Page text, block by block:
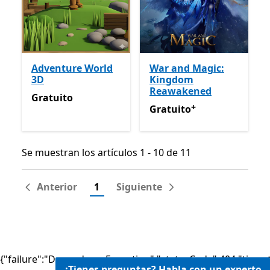
Adventure World
3D
Gratuito
Gratuito
War and Magic:
Kingdom
Reawakened
GratuitoOfrece compras
Gratuito+
Se muestran los artículos 1 - 10 de 11
Se muestran los artículos 1 - 10 de 11
Anterior 1 Siguiente